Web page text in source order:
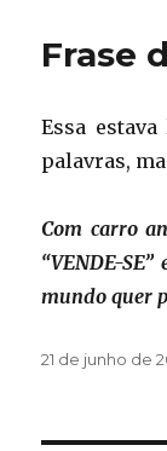
Frase
Essa estava
palavras,
Com carro
“VENDE-
mundo quer
Publicado
21 de junho de